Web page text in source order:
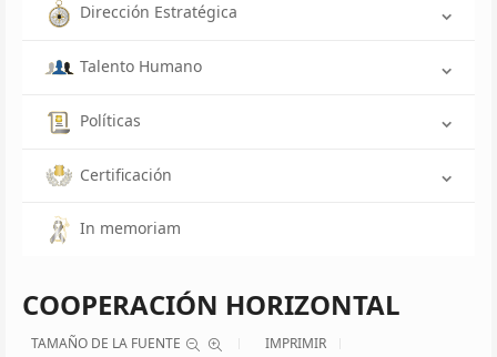
Dirección Estratégica
Talento Humano
Políticas
Certificación
In memoriam
COOPERACIÓN HORIZONTAL
TAMAÑO DE LA FUENTE IMPRIMIR